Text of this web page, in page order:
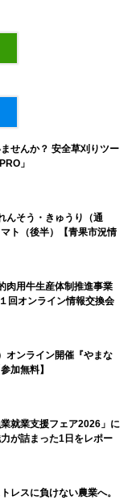
せんか？ 安全草刈りツー
」
んそう・きゅうり（通
ト（後半）【青果市況情
用牛生産体制推進事業
回オンライン情報交換会
オンライン開催『やまな
加無料】
就業支援フェア2026」に
が詰まった1日をレポー
レスに負けない農業へ。